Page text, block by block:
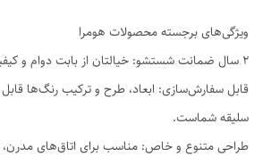
ویژگی‌های برجسته محصولات هومرا
۲ سال ضمانت شستشو: خیالتان از بابت دوام و کیفیت شستشو راحت باشد.
قابل سفارش‌سازی: ابعاد، طرح و ترکیب رنگ‌ها
سلیقه شماست.
طراحی متنوع و خاص: مناسب برای اتاق‌های